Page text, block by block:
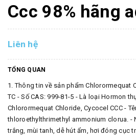
Ccc 98% hãng
Liên hệ
TỔNG QUAN
1. Thông tin về sản phẩm Chlorormequat
TC - Số CAS: 999-81-5 - Là loại Hormon
Chlorormequat Chloride, Cycocel CCC -
thloroethylthrimethyl ammonium clorua. -
trắng, mùi tanh, dễ hút ẩm, hơi đóng cục